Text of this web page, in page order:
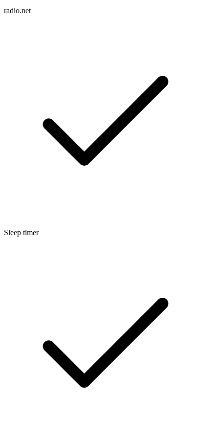
radio.net
Sleep timer